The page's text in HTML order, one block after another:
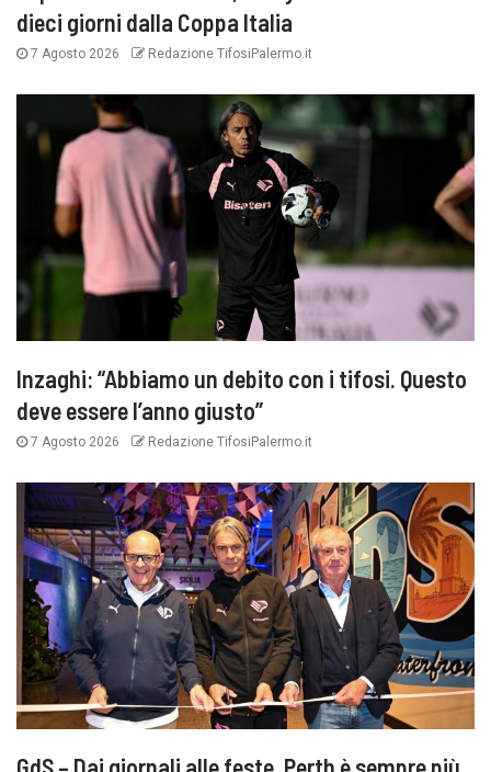
dieci giorni dalla Coppa Italia
7 Agosto 2026 Redazione TifosiPalermo.it
Inzaghi: “Abbiamo un debito con i tifosi. Questo
deve essere l’anno giusto”
7 Agosto 2026 Redazione TifosiPalermo.it